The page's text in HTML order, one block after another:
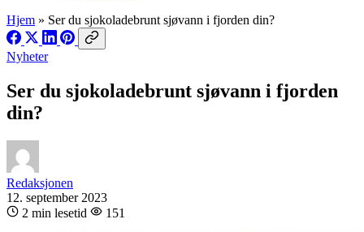
Hjem » Ser du sjokoladebrunt sjøvann i fjorden din?
Nyheter
Ser du sjokoladebrunt sjøvann i fjorden
din?
Redaksjonen
12. september 2023
2 min lesetid
151